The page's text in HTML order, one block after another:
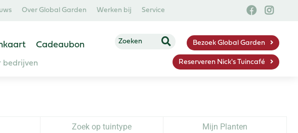
Over Global Garden Werken bij Service
Cadeaubon
bedrijven
Bezoek Global Garden
Reserveren Nick's Tuincafé
Zoek op tuintype Mijn Planten